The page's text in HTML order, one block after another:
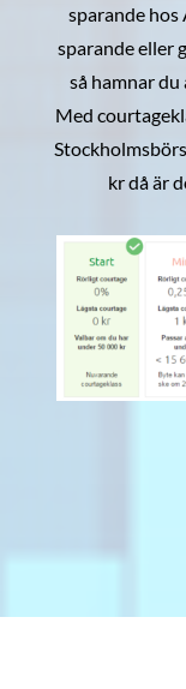
sparande hos
sparande eller
så hamnar
Med
kr då är